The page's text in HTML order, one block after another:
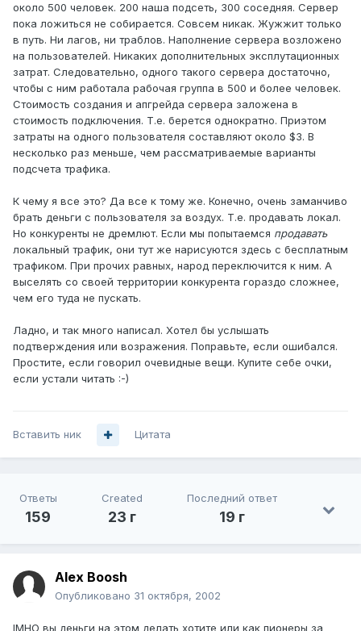
около 500 человек. 200 наша подсеть, 300 соседняя. Сервер
пока ложиться не собирается. Совсем никак. Жужжит только
в путь. Ни лагов, ни траблов. Наполнение сервера возложено
на пользователей. Никаких дополнительных эксплутационных
затрат. Следовательно, одного такого сервера достаточно,
чтобы с ним работала рабочая группа в 500 и более человек.
Стоимость создания и апгрейда сервера заложена в
стоимость подключения. Т.е. берется однократно. Приэтом
затраты на одного пользователя составляют около $3. В
несколько раз меньше, чем рассматриваемые варианты
подсчета трафика.
К чему я все это? Да все к тому же. Конечно, очень заманчиво
брать деньги с пользователя за воздух. Т.е. продавать локал.
Но конкуренты не дремлют. Если мы попытаемся продавать
локальный трафик, они тут же нарисуются здесь с бесплатным
трафиком. При прочих равных, народ переключится к ним. А
выселять со своей территории конкурента гораздо сложнее,
чем его туда не пускать.
Ладно, и так много написал. Хотел бы услышать
подтверждения или возражения. Поправьте, если ошибался.
Простите, если говорил очевидные вещи. Купите себе очки,
если устали читать :-)
Вставить ник Цитата
Ответы
159
Created
23 г
Последний ответ
19 г
Alex Boosh
Опубликовано 31 октября, 2002
IMHO вы деньги на этом делать хотите или как пионеры за